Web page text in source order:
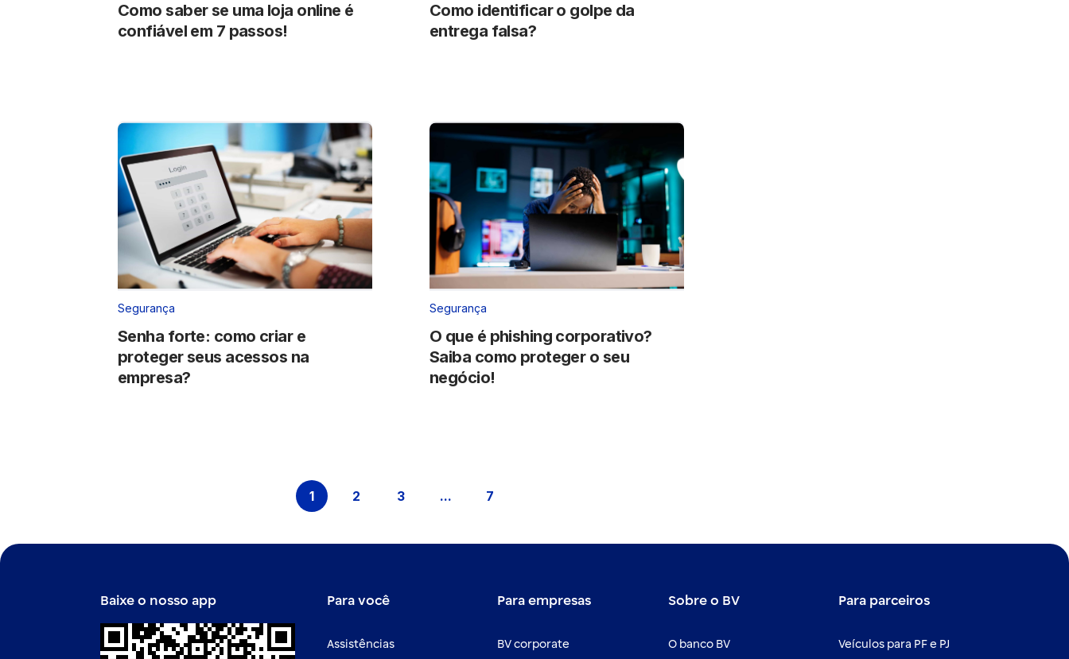
Como saber se uma loja online é
confiável em 7 passos!
Como identificar o golpe da
entrega falsa?
Segurança
Senha forte: como criar e
proteger seus acessos na
empresa?
Segurança
O que é phishing corporativo?
Saiba como proteger o seu
negócio!
Página
1 Página
2 Página
3 ...Páginas intermediárias Usar ABA para navegar.
Página
7
Baixe o nosso app Para você
Assistências
Para empresas
BV corporate
Sobre o BV
O banco BV
Para parceiros
Veículos para PF e PJ